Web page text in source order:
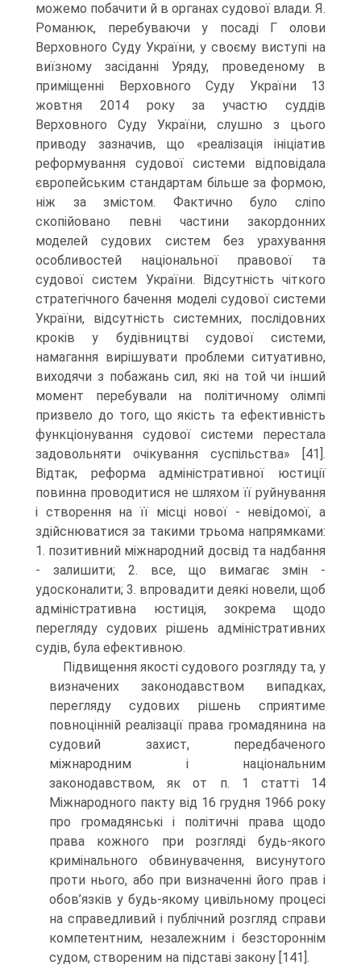
можемо побачити й в органах судової влади. Я.
Романюк, перебуваючи у посаді Г олови
Верховного Суду України, у своєму виступі на
виїзному засіданні Уряду, проведеному в
приміщенні Верховного Суду України 13
жовтня 2014 року за участю суддів
Верховного Суду України, слушно з цього
приводу зазначив, що «реалізація ініціатив
реформування судової системи відповідала
європейським стандартам більше за формою,
ніж за змістом. Фактично було сліпо
скопійовано певні частини закордонних
моделей судових систем без урахування
особливостей національної правової та
судової систем України. Відсутність чіткого
стратегічного бачення моделі судової системи
України, відсутність системних, послідовних
кроків у будівництві судової системи,
намагання вирішувати проблеми ситуативно,
виходячи з побажань сил, які на той чи інший
момент перебували на політичному олімпі
призвело до того, що якість та ефективність
функціонування судової системи перестала
задовольняти очікування суспільства» [41].
Відтак, реформа адміністративної юстиції
повинна проводитися не шляхом її руйнування
і створення на її місці нової - невідомої, а
здійснюватися за такими трьома напрямками:
1. позитивний міжнародний досвід та надбання
- залишити; 2. все, що вимагає змін -
удосконалити; 3. впровадити деякі новели, щоб
адміністративна юстиція, зокрема щодо
перегляду судових рішень адміністративних
судів, була ефективною.
Підвищення якості судового розгляду та, у
визначених законодавством випадках,
перегляду судових рішень сприятиме
повноцінній реалізації права громадянина на
судовий захист, передбаченого
міжнародним і національним
законодавством, як от п. 1 статті 14
Міжнародного пакту від 16 грудня 1966 року
про громадянські і політичні права щодо
права кожного при розгляді будь-якого
кримінального обвинувачення, висунутого
проти нього, або при визначенні його прав і
обов’язків у будь-якому цивільному процесі
на справедливий і публічний розгляд справи
компетентним, незалежним і безстороннім
судом, створеним на підставі закону [141].